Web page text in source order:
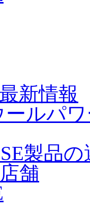
新情報
ールパ
製品の
舗